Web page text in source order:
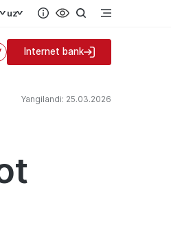
uz
Internet bank
Yangilandi: 25.03.2026